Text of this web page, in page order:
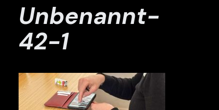
Unbenannt-
42-1